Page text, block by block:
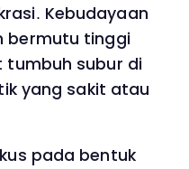
Kebudayaan
bermutu tinggi
subur di
yang sakit atau
pada bentuk